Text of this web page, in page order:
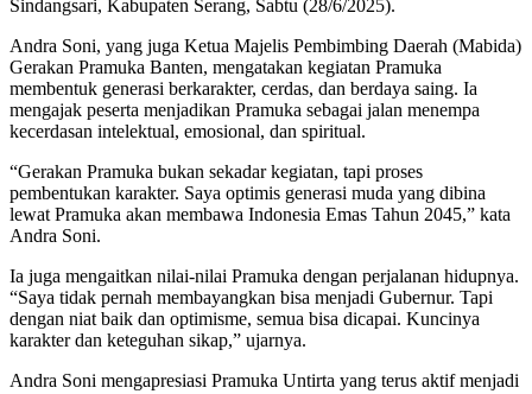
Sindangsari, Kabupaten Serang, Sabtu (28/6/2025).
Andra Soni, yang juga Ketua Majelis Pembimbing Daerah (Mabida)
Gerakan Pramuka Banten, mengatakan kegiatan Pramuka
membentuk generasi berkarakter, cerdas, dan berdaya saing. Ia
mengajak peserta menjadikan Pramuka sebagai jalan menempa
kecerdasan intelektual, emosional, dan spiritual.
“Gerakan Pramuka bukan sekadar kegiatan, tapi proses
pembentukan karakter. Saya optimis generasi muda yang dibina
lewat Pramuka akan membawa Indonesia Emas Tahun 2045,” kata
Andra Soni.
Ia juga mengaitkan nilai-nilai Pramuka dengan perjalanan hidupnya.
“Saya tidak pernah membayangkan bisa menjadi Gubernur. Tapi
dengan niat baik dan optimisme, semua bisa dicapai. Kuncinya
karakter dan keteguhan sikap,” ujarnya.
Andra Soni mengapresiasi Pramuka Untirta yang terus aktif menjadi